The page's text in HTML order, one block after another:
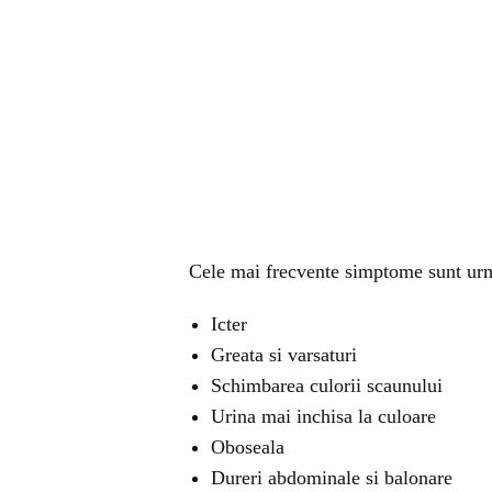
Cele mai frecvente simptome sunt
Icter
Greata si varsaturi
Schimbarea culorii scaunului
Urina mai inchisa la culoare
Oboseala
Dureri abdominale si balonare